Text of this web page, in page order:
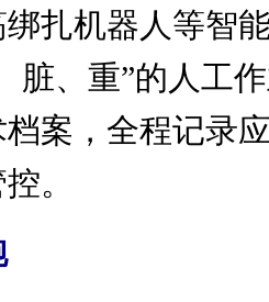
扎机器人等智
脏、重”的人工
案，全程记录
。